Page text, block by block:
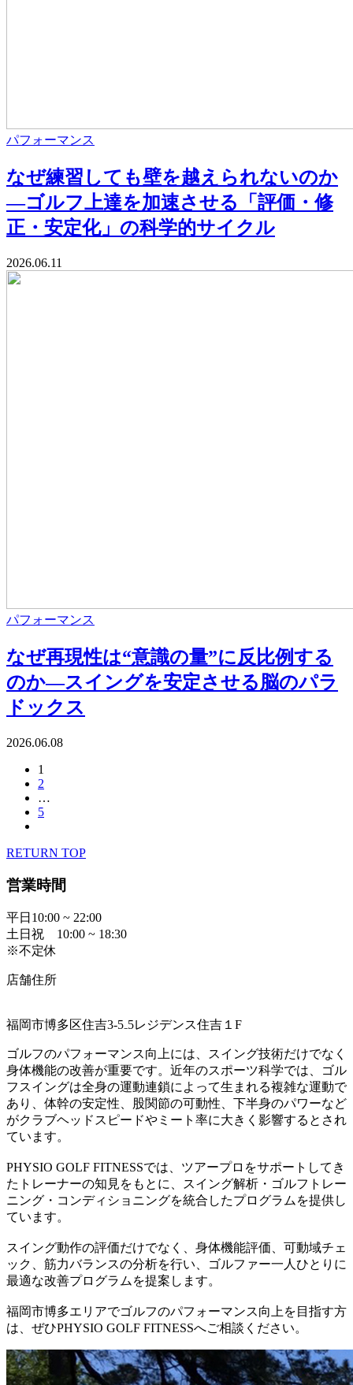
パフォーマンス
なぜ練習しても壁を越えられないのか
—ゴルフ上達を加速させる「評価・修
正・安定化」の科学的サイクル
2026.06.11
パフォーマンス
なぜ再現性は“意識の量”に反比例する
のか—スイングを安定させる脳のパラ
ドックス
2026.06.08
1
2
…
5
RETURN TOP
営業時間
平日10:00 ~ 22:00
土日祝 10:00 ~ 18:30
※不定休
店舗住所
福岡市博多区住吉3-5₋5レジデンス住吉１F
ゴルフのパフォーマンス向上には、スイング技術だけでなく
身体機能の改善が重要です。近年のスポーツ科学では、ゴル
フスイングは全身の運動連鎖によって生まれる複雑な運動で
あり、体幹の安定性、股関節の可動性、下半身のパワーなど
がクラブヘッドスピードやミート率に大きく影響するとされ
ています。
PHYSIO GOLF FITNESSでは、ツアープロをサポートしてき
たトレーナーの知見をもとに、スイング解析・ゴルフトレー
ニング・コンディショニングを統合したプログラムを提供し
ています。
スイング動作の評価だけでなく、身体機能評価、可動域チェ
ック、筋力バランスの分析を行い、ゴルファー一人ひとりに
最適な改善プログラムを提案します。
福岡市博多エリアでゴルフのパフォーマンス向上を目指す方
は、ぜひPHYSIO GOLF FITNESSへご相談ください。